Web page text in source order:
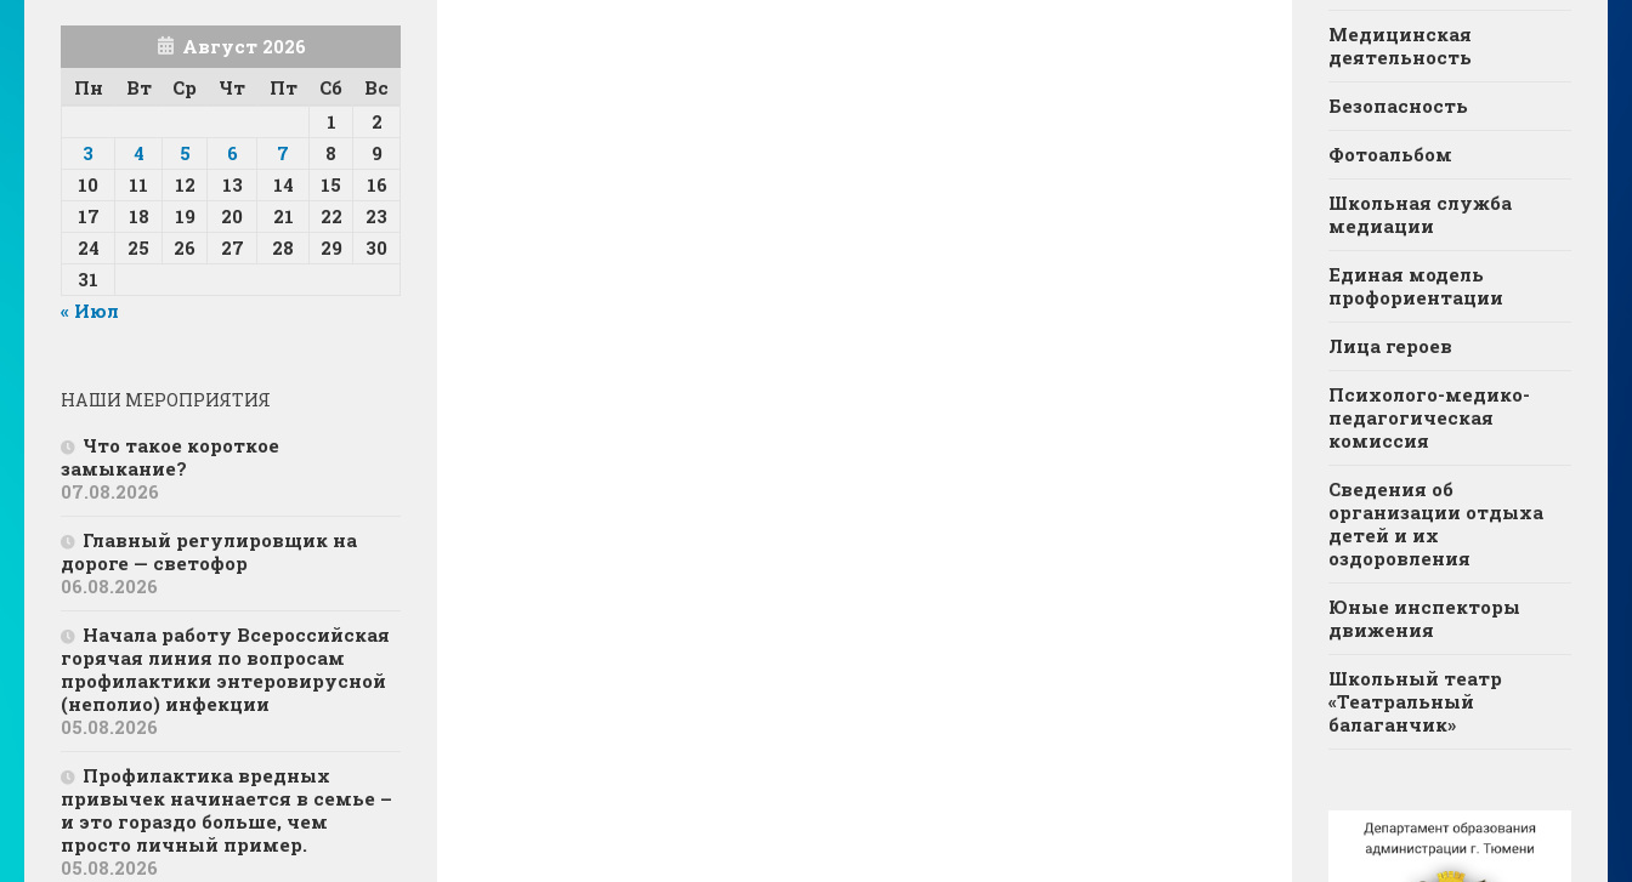
Август 2026
Пн
Вт Ср Чт Пт Сб
Вс
1
2
3
4 5 6 7 8
9
10
11 12 13 14 15
16
17
18 19 20 21 22
23
24
25 26 27 28 29
30
31
« Июл
НАШИ МЕРОПРИЯТИЯ
Что такое короткое
замыкание?
07.08.2026
Главный регулировщик на
дороге — светофор
06.08.2026
Начала работу Всероссийская
горячая линия по вопросам
профилактики энтеровирусной
(неполио) инфекции
05.08.2026
Профилактика вредных
привычек начинается в семье –
и это гораздо больше, чем
просто личный пример.
05.08.2026
Медицинская
деятельность
Безопасность
Фотоальбом
Школьная служба
медиации
Единая модель
профориентации
Лица героев
Психолого-медико-
педагогическая
комиссия
Сведения об
организации отдыха
детей и их
оздоровления
Юные инспекторы
движения
Школьный театр
«Театральный
балаганчик»